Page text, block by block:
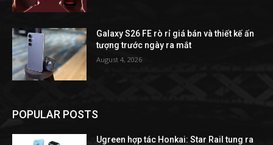
Galaxy S26 FE rò rỉ giá bán và thiết kế ấn
tượng trước ngày ra mắt
August 4, 2026
POPULAR POSTS
Ugreen hợp tác Honkai: Star Rail tung ra